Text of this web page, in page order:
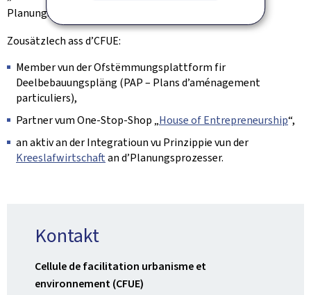
Planungsprozedur a leet d’Geneemegungsverfaren.
Zousätzlech ass d’CFUE:
Member vun der Ofstëmmungsplattform fir
Deelbebauungspläng (PAP – Plans d’aménagement
particuliers),
Partner vum One-Stop-Shop „House of Entrepreneurship“,
an aktiv an der Integratioun vu Prinzippie vun der
Kreeslafwirtschaftan d’Planungsprozesser.
Kontakt
Cellule de facilitation urbanisme et
environnement (CFUE)